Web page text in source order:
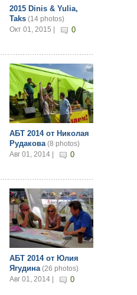
2015 Dinis & Yulia,
Taks (14 photos)
Окт 01, 2015 |
0
АБТ 2014 от Николая
Рудакова(8 photos)
Авг 01, 2014 |
0
АБТ 2014 от Юлия
Ягудина(26 photos)
Авг 01, 2014 |
0